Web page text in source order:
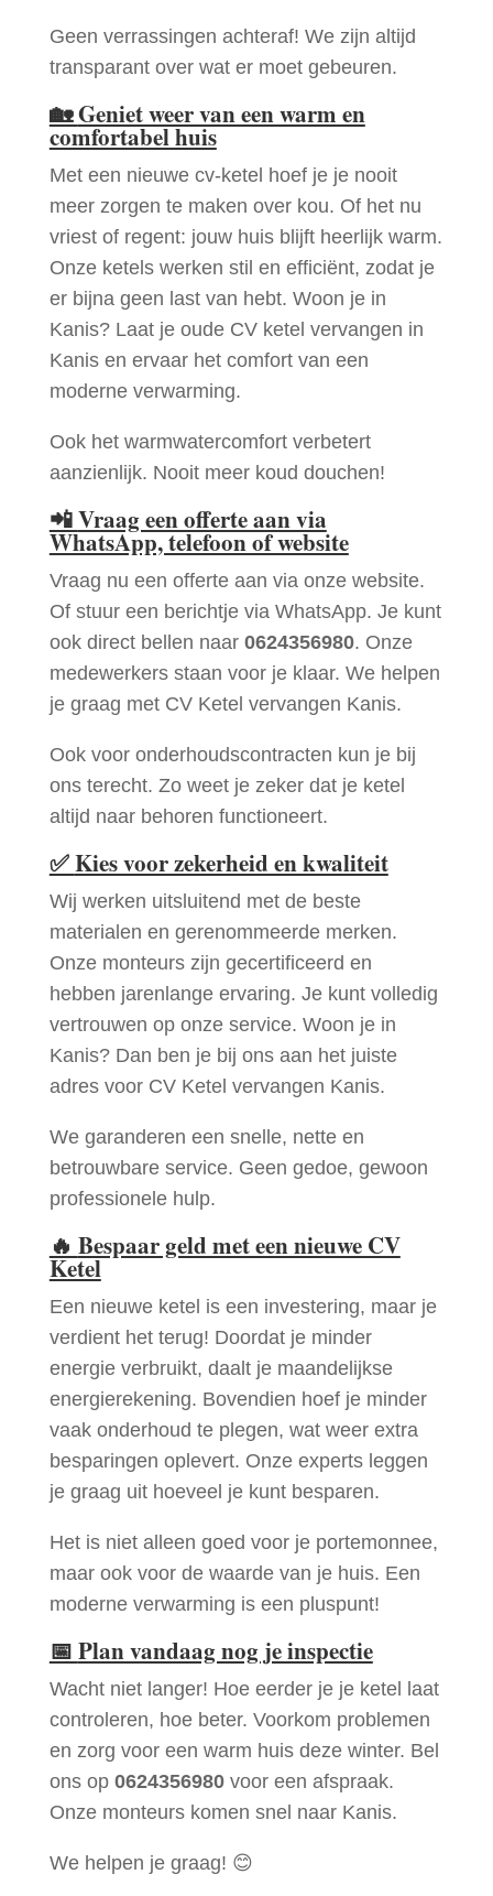
Geen verrassingen achteraf! We zijn altijd
transparant over wat er moet gebeuren.
🏡Geniet weer van een warm en
comfortabel huis
Met een nieuwe cv-ketel hoef je je nooit
meer zorgen te maken over kou. Of het nu
vriest of regent: jouw huis blijft heerlijk warm.
Onze ketels werken stil en efficiënt, zodat je
er bijna geen last van hebt. Woon je in
Kanis? Laat je oude CV ketel vervangen in
Kanis en ervaar het comfort van een
moderne verwarming.
Ook het warmwatercomfort verbetert
aanzienlijk. Nooit meer koud douchen!
📲Vraag een offerte aan via
WhatsApp, telefoon of website
Vraag nu een offerte aan via onze website.
Of stuur een berichtje via WhatsApp. Je kunt
ook direct bellen naar 0624356980. Onze
medewerkers staan voor je klaar. We helpen
je graag met CV Ketel vervangen Kanis.
Ook voor onderhoudscontracten kun je bij
ons terecht. Zo weet je zeker dat je ketel
altijd naar behoren functioneert.
✅Kies voor zekerheid en kwaliteit
Wij werken uitsluitend met de beste
materialen en gerenommeerde merken.
Onze monteurs zijn gecertificeerd en
hebben jarenlange ervaring. Je kunt volledig
vertrouwen op onze service. Woon je in
Kanis? Dan ben je bij ons aan het juiste
adres voor CV Ketel vervangen Kanis.
We garanderen een snelle, nette en
betrouwbare service. Geen gedoe, gewoon
professionele hulp.
🔥 Bespaar geld met een nieuwe CV
Ketel
Een nieuwe ketel is een investering, maar je
verdient het terug! Doordat je minder
energie verbruikt, daalt je maandelijkse
energierekening. Bovendien hoef je minder
vaak onderhoud te plegen, wat weer extra
besparingen oplevert. Onze experts leggen
je graag uit hoeveel je kunt besparen.
Het is niet alleen goed voor je portemonnee,
maar ook voor de waarde van je huis. Een
moderne verwarming is een pluspunt!
📅 Plan vandaag nog je inspectie
Wacht niet langer! Hoe eerder je je ketel laat
controleren, hoe beter. Voorkom problemen
en zorg voor een warm huis deze winter. Bel
ons op 0624356980voor een afspraak.
Onze monteurs komen snel naar Kanis.
We helpen je graag! 😊